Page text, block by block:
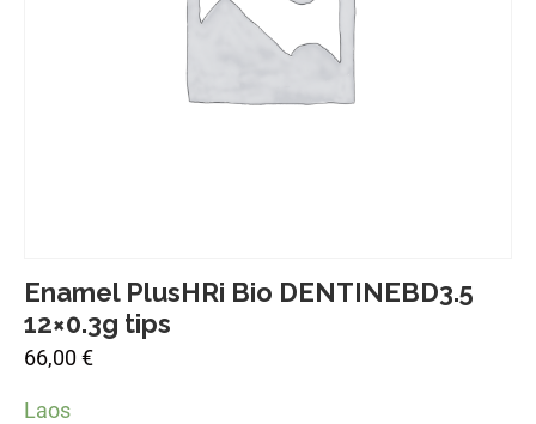
Enamel PlusHRi Bio DENTINEBD3.5
12×0.3g tips
66,00€
Laos